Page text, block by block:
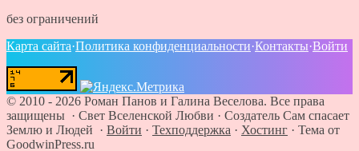
без ограничений
Карта сайта·Политика конфиденциальности·Контакты·Войти
© 2010 - 2026 Роман Панов и Галина Веселова. Все права
защищены · Свет Вселенской Любви · Создатель Сам спасает
Землю и Людей · Войти · Техподдержка · Хостинг · Тема от
GoodwinPress.ru